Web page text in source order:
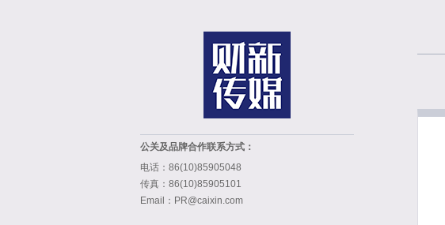
公关及品牌合作联系方式：
电话：86(10)85905048
传真：86(10)85905101
Email：PR@caixin.com